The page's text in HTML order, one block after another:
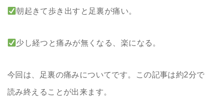
朝起きて歩き出すと足裏が痛い。
少し経つと痛みが無くなる、楽になる。
今回は、足裏の痛みについてです。この記事は約2分で
読み終えることが出来ます。